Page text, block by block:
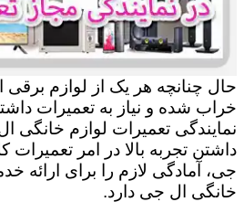
حال چنانچه هر یک از لوازم
خراب شده و نیاز به تعمیرات
نمایندگی تعمیرات لوازم خانگی
داشتن تجربه بالا در امر تعمیرات
جی، آمادگی لازم را برای ارائه
خانگی ال جی دارد.